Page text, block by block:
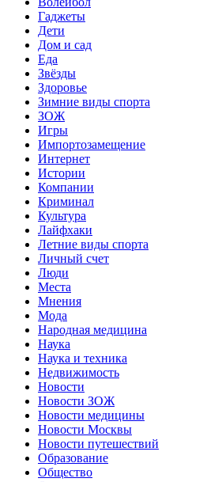
Гаджеты
Дети
Дом и сад
Еда
Звёзды
Здоровье
Зимние виды спорта
ЗОЖ
Игры
Импортозамещение
Интернет
Истории
Компании
Криминал
Культура
Лайфхаки
Летние виды спорта
Личный счет
Люди
Места
Мнения
Мода
Народная медицина
Наука
Наука и техника
Недвижимость
Новости
Новости ЗОЖ
Новости медицины
Новости Москвы
Новости путешествий
Образование
Общество